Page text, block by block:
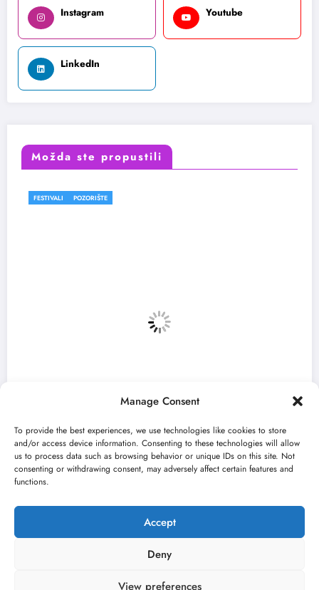
Manage Consent
To provide the best experiences, we use technologies like cookies to store
and/or access device information. Consenting to these technologies will allow
us to process data such as browsing behavior or unique IDs on this site. Not
consenting or withdrawing consent, may adversely affect certain features and
functions.
Accept
Deny
View preferences
Instagram Youtube
LinkedIn
Možda ste propustili
FESTIVALI
„Najveći mali festival u Vojvodini“ i
Kulturni kišobran